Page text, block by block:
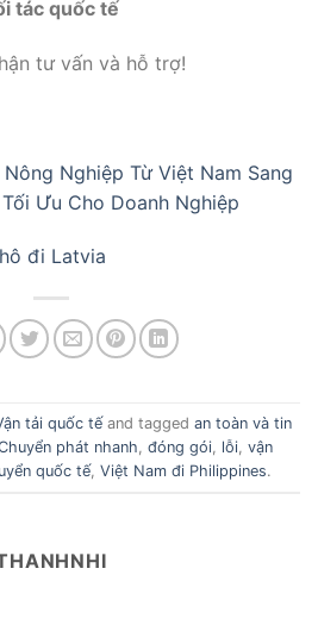
tác quốc tế
tư vấn và hỗ trợ!
Nghiệp Từ Việt Nam Sang
Ưu Cho Doanh Nghiệp
đi Latvia
tải quốc tếand tagged an toàn và tin
phát nhanh đóng gói lỗi vận
quốc tế, Việt Nam đi Philippines.